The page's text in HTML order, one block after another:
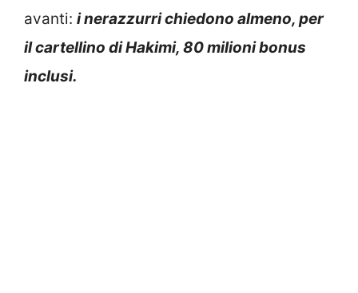
avanti: i nerazzurri chiedono almeno, per
il cartellino di Hakimi, 80 milioni bonus
inclusi.